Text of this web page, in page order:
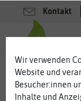
Kontakt
Wir verwenden
Website und
Besucher:innen
Inhalte und